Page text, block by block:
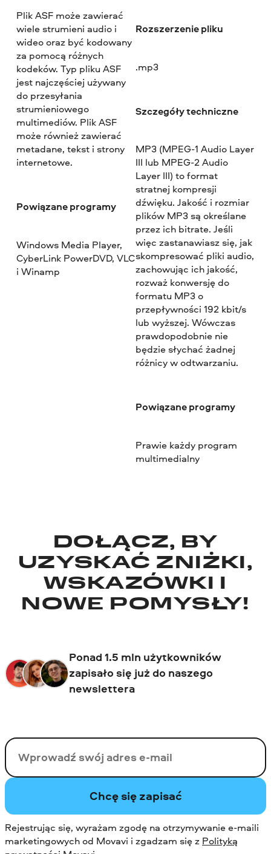
Plik ASF może zawierać
wiele strumieni audio i
wideo oraz być kodowany
za pomocą różnych
kodeków. Typ pliku ASF
jest najczęściej używany
do przesyłania
strumieniowego
multimediów. Plik ASF
może również zawierać
metadane, tekst i strony
internetowe.
Powiązane programy
Windows Media Player,
CyberLink PowerDVD, VLC
i Winamp
Rozszerzenie pliku
.mp3
Szczegóły techniczne
MP3 (MPEG-1 Audio Layer
III lub MPEG-2 Audio
Layer III) to format
stratnej kompresji
dźwięku. Jakość i rozmiar
plików MP3 są określane
przez ich bitrate. Jeśli
więc zastanawiasz się, jak
skompresować pliki audio,
zachowując ich jakość,
rozważ konwersję do
formatu MP3 o
przepływności 192 kbit/s
lub wyższej. Wówczas
prawdopodobnie nie
będzie słychać żadnej
różnicy w odtwarzaniu.
Powiązane programy
Prawie każdy program
multimedialny
DOŁĄCZ, BY
UZYSKAĆ ZNIŻKI,
WSKAZÓWKI I
NOWE POMYSŁY!
Ponad 1.5 mln użytkowników
zapisało się już do naszego
newslettera
Twój email
Chcę się zapisać
Rejestrując się, wyrażam zgodę na otrzymywanie e-maili
marketingowych od Movavi i zgadzam się z Polityką